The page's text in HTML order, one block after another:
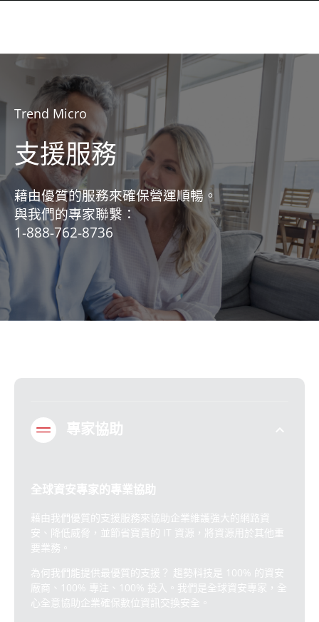
Trend Micro
支援服務
藉由優質的服務來確保營運順暢。
與我們的專家聯繫：
1-888-762-8736
專家協助 expand_less
全球資安專家的專業協助
藉由我們優質的支援服務來協助企業維護強大的網路資
安、降低威脅，並節省寶貴的 IT 資源，將資源用於其他重
要業務。
為何我們能提供最優質的支援？ 趨勢科技是 100% 的資安
廠商、100% 專注、100% 投入。我們是全球資安專家，全
心全意協助企業確保數位資訊交換安全。